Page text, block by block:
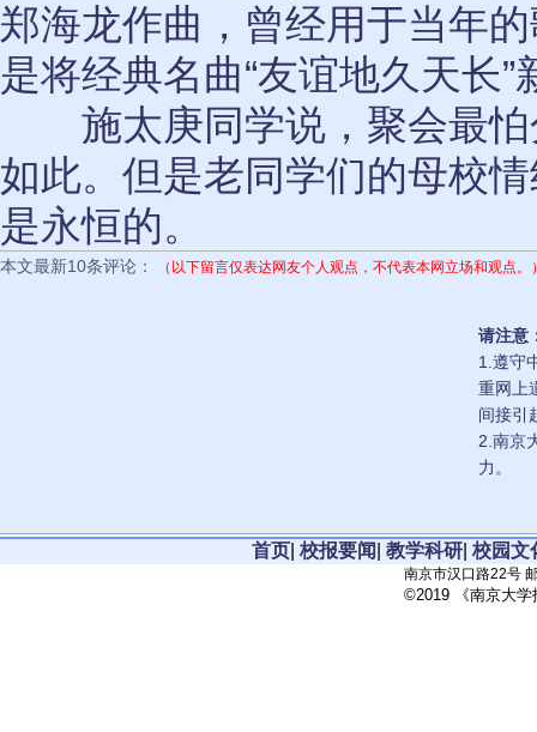
郑海龙作曲，曾经用于当年
是将经典名曲“友谊地久天长”
施太庚同学说，聚会最怕
如此。但是老同学们的母校
是永恒的。
本文最新10条评论： （以下留言仅表达网友个人观点，不代表本网立场和观点。
请注意
1.遵守
重网上
间接引
2.南京
力。
首页 校报要闻 教学科研 校园文
南京市汉口路22号
©2019 《南京大